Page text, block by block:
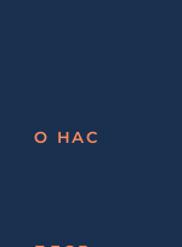
О НАС